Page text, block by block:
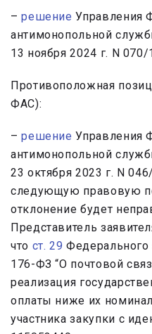
–решение Управления
антимонопольной
13 ноября 2024 г. N
Противоположная
ФАС):
–решение Управления
антимонопольной
23 октября 2023 г. N
следующую правовую
отклонение будет
Представитель
что ст. 29 Федерального
176-ФЗ “О почтовой
реализация
оплаты ниже их
участника закупки с